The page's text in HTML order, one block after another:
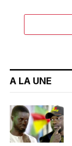
A LA UNE